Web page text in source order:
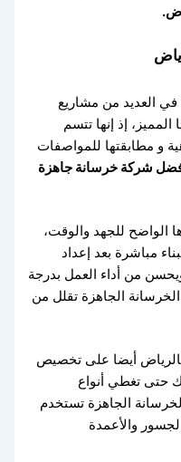
في العديد من مشاريع
المميز، إذ إنها تتسم
و مطابقتها للمواصفات
شركة خرسانة جاهزة
الواضح للجهد والوقت،
مباشرة بعد إعداد
من أداء العمل بدرجة
الجاهزة تقلل من
أيضا على تخصيص
حتى تغطي أنواع
الجاهزة تستخدم
والأعمدة